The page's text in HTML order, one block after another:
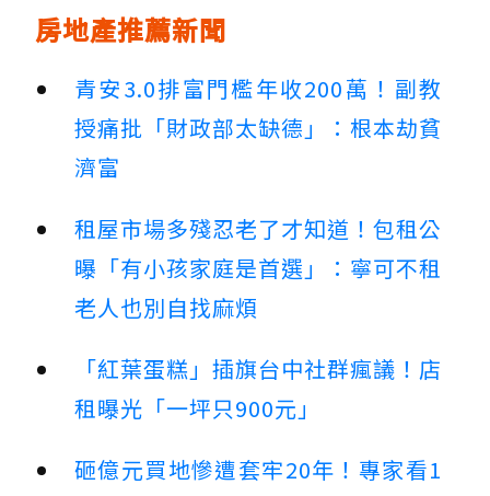
房地產推薦新聞
青安3.0排富門檻年收200萬！副教
授痛批「財政部太缺德」：根本劫貧
濟富
租屋市場多殘忍老了才知道！包租公
曝「有小孩家庭是首選」：寧可不租
老人也別自找麻煩
「紅葉蛋糕」插旗台中社群瘋議！店
租曝光「一坪只900元」
砸億元買地慘遭套牢20年！專家看1